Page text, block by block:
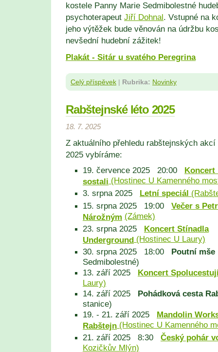
kostele Panny Marie Sedmibolestné
psychoterapeut Jiří Dohnal. Vstupné na
jeho výtěžek bude věnován na údržbu
nevšední hudební zážitek!
Plakát - Sitár u svatého Peregrina
Celý příspěvek | Rubrika: Novinky
Rabštejnské léto 2025
18. 7. 2025
Z aktuálního přehledu rabštejnských
2025 vybíráme:
19. července 2025 20:00 Koncert
sostali (Hostinec U Kamenného
3. srpna 2025 Letní speciál
15. srpna 2025 19:00 Večer s
Nárožným (Zámek)
23. srpna 2025 Koncert Stínadla
Underground (Hostinec U Laury)
30. srpna 2025 18:00 Poutní mše
Sedmibolestné)
13. září 2025 Koncert
Laury)
14. září 2025 Pohádková cesta
stanice)
19. - 21. září 2025 Mandolin
Rabštejn (Hostinec U Kamenného
21. září 2025 8:30 Český pohár
Kozičkův Mlýn)